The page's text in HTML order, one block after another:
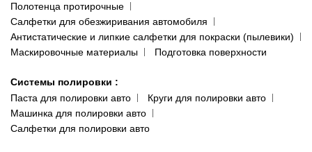
Полотенца протирочные
Салфетки для обезжиривания автомобиля
Антистатические и липкие салфетки для покраски (пылевики)
Маскировочные материалы
Подготовка поверхности
Системы полировки :
Паста для полировки авто
Круги для полировки авто
Машинка для полировки авто
Салфетки для полировки авто